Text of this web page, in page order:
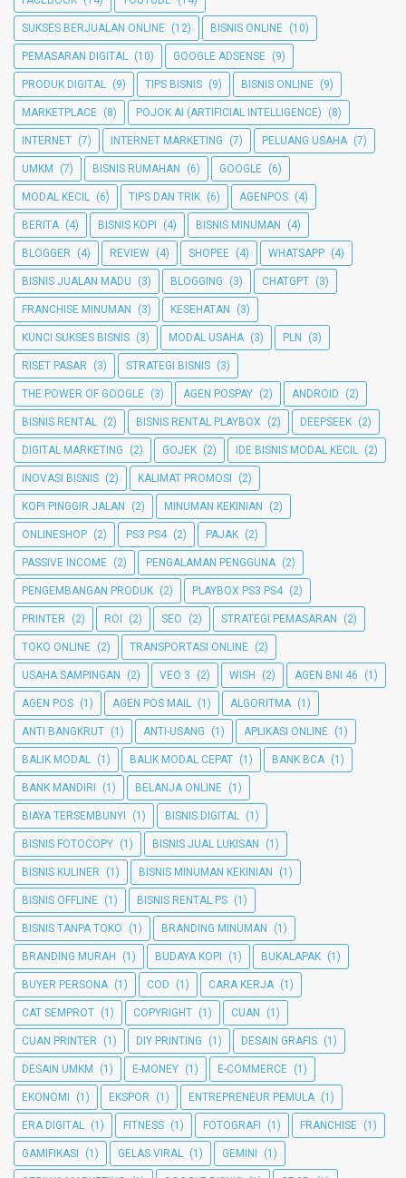
SUKSES BERJUALAN ONLINE (12) BISNIS ONLINE (10)
PEMASARAN DIGITAL (10) GOOGLE ADSENSE (9)
PRODUK DIGITAL (9) TIPS BISNIS (9) BISNIS ONLINE (9)
MARKETPLACE (8) POJOK AI (ARTIFICIAL INTELLIGENCE) (8)
INTERNET (7) INTERNET MARKETING (7) PELUANG USAHA (7)
UMKM (7) BISNIS RUMAHAN (6) GOOGLE (6)
MODAL KECIL (6) TIPS DAN TRIK (6) AGENPOS (4)
BERITA (4) BISNIS KOPI (4) BISNIS MINUMAN (4)
BLOGGER (4) REVIEW (4) SHOPEE (4) WHATSAPP (4)
BISNIS JUALAN MADU (3) BLOGGING (3) CHATGPT (3)
FRANCHISE MINUMAN (3) KESEHATAN (3)
KUNCI SUKSES BISNIS (3) MODAL USAHA (3) PLN (3)
RISET PASAR (3) STRATEGI BISNIS (3)
THE POWER OF GOOGLE (3) AGEN POSPAY (2) ANDROID (2)
BISNIS RENTAL (2) BISNIS RENTAL PLAYBOX (2) DEEPSEEK (2)
DIGITAL MARKETING (2) GOJEK (2) IDE BISNIS MODAL KECIL (2)
INOVASI BISNIS (2) KALIMAT PROMOSI (2)
KOPI PINGGIR JALAN (2) MINUMAN KEKINIAN (2)
ONLINESHOP (2) PS3 PS4 (2) PAJAK (2)
PASSIVE INCOME (2) PENGALAMAN PENGGUNA (2)
PENGEMBANGAN PRODUK (2) PLAYBOX PS3 PS4 (2)
PRINTER (2) ROI (2) SEO (2) STRATEGI PEMASARAN (2)
TOKO ONLINE (2) TRANSPORTASI ONLINE (2)
USAHA SAMPINGAN (2) VEO 3 (2) WISH (2) AGEN BNI 46 (1)
AGEN POS (1) AGEN POS MAIL (1) ALGORITMA (1)
ANTI BANGKRUT (1) ANTI-USANG (1) APLIKASI ONLINE (1)
BALIK MODAL (1) BALIK MODAL CEPAT (1) BANK BCA (1)
BANK MANDIRI (1) BELANJA ONLINE (1)
BIAYA TERSEMBUNYI (1) BISNIS DIGITAL (1)
BISNIS FOTOCOPY (1) BISNIS JUAL LUKISAN (1)
BISNIS KULINER (1) BISNIS MINUMAN KEKINIAN (1)
BISNIS OFFLINE (1) BISNIS RENTAL PS (1)
BISNIS TANPA TOKO (1) BRANDING MINUMAN (1)
BRANDING MURAH (1) BUDAYA KOPI (1) BUKALAPAK (1)
BUYER PERSONA (1) COD (1) CARA KERJA (1)
CAT SEMPROT (1) COPYRIGHT (1) CUAN (1)
CUAN PRINTER (1) DIY PRINTING (1) DESAIN GRAFIS (1)
DESAIN UMKM (1) E-MONEY (1) E-COMMERCE (1)
EKONOMI (1) EKSPOR (1) ENTREPRENEUR PEMULA (1)
ERA DIGITAL (1) FITNESS (1) FOTOGRAFI (1) FRANCHISE (1)
GAMIFIKASI (1) GELAS VIRAL (1) GEMINI (1)